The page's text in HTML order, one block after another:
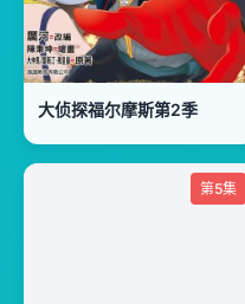
大侦探福尔摩斯第2季
第5集